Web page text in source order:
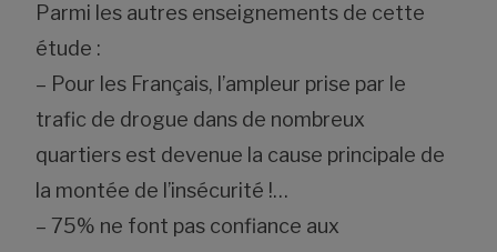
Parmi les autres enseignements de cette
étude :
– Pour les Français, l’ampleur prise par le
trafic de drogue dans de nombreux
quartiers est devenue la cause principale de
la montée de l’insécurité !…
– 75% ne font pas confiance aux